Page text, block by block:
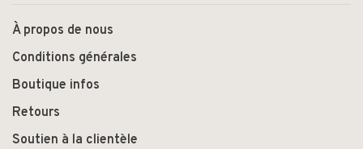
À propos de nous
Conditions générales
Boutique infos
Retours
Soutien à la clientèle